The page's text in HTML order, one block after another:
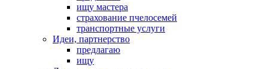
ищу мастера
страхование пчелосемей
транспортные услуги
Идеи, партнерство
предлагаю
ищу